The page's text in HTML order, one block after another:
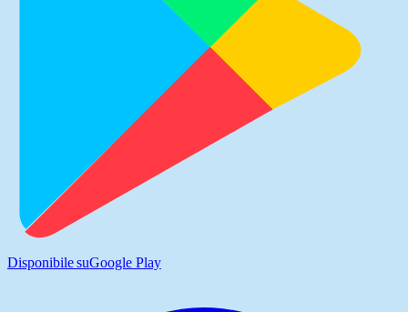
Disponibile suGoogle Play